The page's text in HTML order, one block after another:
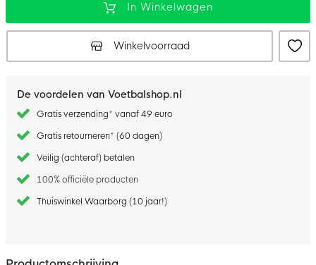
In Winkelwagen
Winkelvoorraad
De voordelen van Voetbalshop.nl
Gratis verzending* vanaf 49 euro
Gratis retourneren* (60 dagen)
Veilig (achteraf) betalen
100% officiële producten
Thuiswinkel Waarborg (10 jaar!)